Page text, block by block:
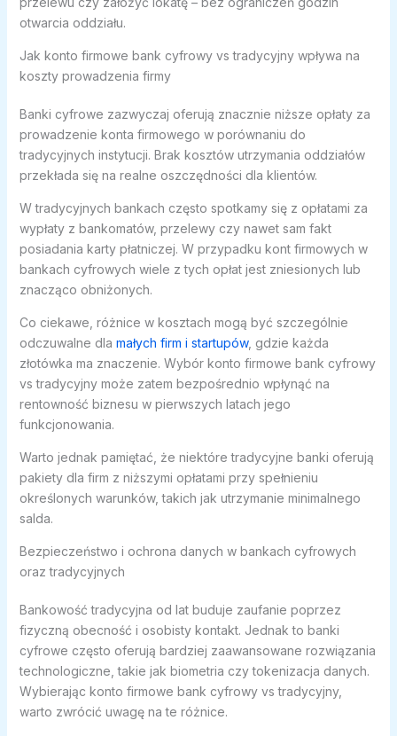
otwarcia oddziału.
Jak konto firmowe bank cyfrowy vs tradycyjny wpływa na
koszty prowadzenia firmy
Banki cyfrowe zazwyczaj oferują znacznie niższe opłaty za
prowadzenie konta firmowego w porównaniu do
tradycyjnych instytucji. Brak kosztów utrzymania oddziałów
przekłada się na realne oszczędności dla klientów.
W tradycyjnych bankach często spotkamy się z opłatami za
wypłaty z bankomatów, przelewy czy nawet sam fakt
posiadania karty płatniczej. W przypadku kont firmowych w
bankach cyfrowych wiele z tych opłat jest zniesionych lub
znacząco obniżonych.
Co ciekawe, różnice w kosztach mogą być szczególnie
odczuwalne dla małych firm i startupów, gdzie każda
złotówka ma znaczenie. Wybór konto firmowe bank cyfrowy
vs tradycyjny może zatem bezpośrednio wpłynąć na
rentowność biznesu w pierwszych latach jego
funkcjonowania.
Warto jednak pamiętać, że niektóre tradycyjne banki oferują
pakiety dla firm z niższymi opłatami przy spełnieniu
określonych warunków, takich jak utrzymanie minimalnego
salda.
Bezpieczeństwo i ochrona danych w bankach cyfrowych
oraz tradycyjnych
Bankowość tradycyjna od lat buduje zaufanie poprzez
fizyczną obecność i osobisty kontakt. Jednak to banki
cyfrowe często oferują bardziej zaawansowane rozwiązania
technologiczne, takie jak biometria czy tokenizacja danych.
Wybierając konto firmowe bank cyfrowy vs tradycyjny,
warto zwrócić uwagę na te różnice.